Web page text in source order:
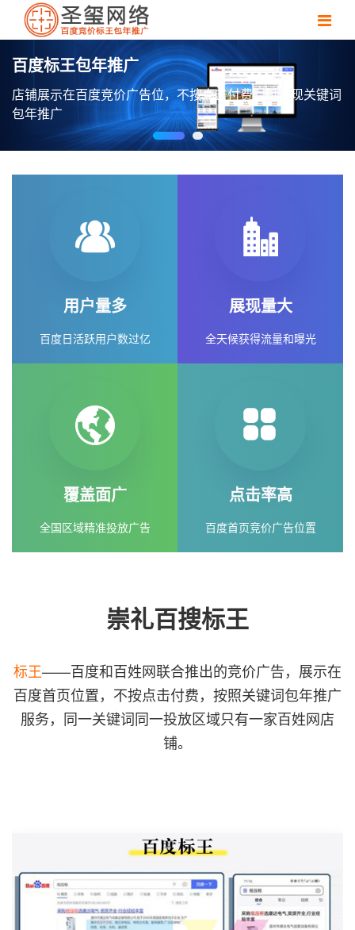
百度标王包年推广
店铺展示在百度竞价广告位，不按点击付费，可实现关键词
包年推广
用户量多
百度日活跃用户数过亿
展现量大
全天候获得流量和曝光
覆盖面广
全国区域精准投放广告
点击率高
百度首页竞价广告位置
崇礼百搜标王
标王——百度和百姓网联合推出的竞价广告，展示在
百度首页位置，不按点击付费，按照关键词包年推广
服务，同一关键词同一投放区域只有一家百姓网店
铺。